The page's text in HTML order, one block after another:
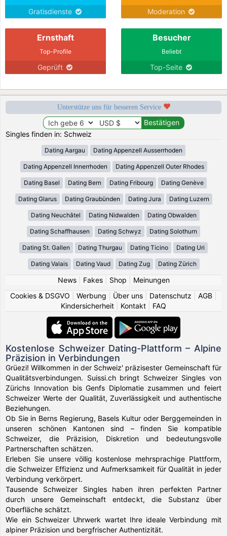
Gratisdienste Moderation
Ernsthaft
Top-Profile
Geprüft
Besucher
Beliebt
Top-Seite
Unterstütze uns für besseren Service
Singles finden in: Schweiz
Dating Aargau Dating Appenzell Ausserrhoden
Dating Appenzell Innerrhoden Dating Appenzell Outer Rhodes
Dating Basel Dating Bern Dating Fribourg Dating Genève
Dating Glarus Dating Graubünden Dating Jura Dating Luzern
Dating Neuchâtel Dating Nidwalden Dating Obwalden
Dating Schaffhausen Dating Schwyz Dating Solothurn
Dating St. Gallen Dating Thurgau Dating Ticino Dating Uri
Dating Valais Dating Vaud Dating Zug Dating Zürich
News| Fakes| Shop
Meinungen
Cookies & DSGVO
Werbung Über uns Datenschutz AGB
Kindersicherheit
Kontakt FAQ
Kostenlose Schweizer Dating-Plattform – Alpine
Präzision in Verbindungen
Grüezi! Willkommen in der Schweiz' präzisester Gemeinschaft für
Qualitätsverbindungen. Suissi.ch bringt Schweizer Singles von
Zürichs Innovation bis Genfs Diplomatie zusammen und feiert
Schweizer Werte der Qualität, Zuverlässigkeit und authentische
Beziehungen.
Ob Sie in Berns Regierung, Basels Kultur oder Berggemeinden in
unseren schönen Kantonen sind – finden Sie kompatible
Schweizer, die Präzision, Diskretion und bedeutungsvolle
Partnerschaften schätzen.
Erleben Sie unsere völlig kostenlose mehrsprachige Plattform,
die Schweizer Effizienz und Aufmerksamkeit für Qualität in jeder
Verbindung verkörpert.
Tausende Schweizer Singles haben ihren perfekten Partner
durch unsere Gemeinschaft entdeckt, die Substanz über
Oberfläche schätzt.
Wie ein Schweizer Uhrwerk wartet Ihre ideale Verbindung mit
alpiner Präzision und bergfrischer Authentizität.